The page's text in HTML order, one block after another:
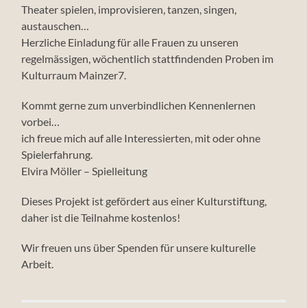
Theater spielen, improvisieren, tanzen, singen,
austauschen…
Herzliche Einladung für alle Frauen zu unseren
regelmässigen, wöchentlich stattfindenden Proben im
Kulturraum Mainzer7.
Kommt gerne zum unverbindlichen Kennenlernen
vorbei…
ich freue mich auf alle Interessierten, mit oder ohne
Spielerfahrung.
Elvira Möller – Spielleitung
Dieses Projekt ist gefördert aus einer Kulturstiftung,
daher ist die Teilnahme kostenlos!
Wir freuen uns über Spenden für unsere kulturelle
Arbeit.